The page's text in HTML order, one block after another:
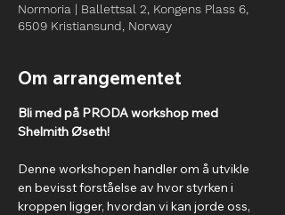
Normoria | Ballettsal 2, Kongens Plass 6,
6509 Kristiansund, Norway
Om arrangementet
Bli med på PRODA workshop med
Shelmith Øseth!
Denne workshopen handler om å utvikle
en bevisst forståelse av hvor styrken i
kroppen ligger, hvordan vi kan jorde oss,